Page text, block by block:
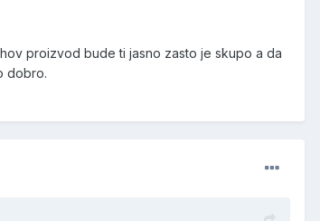
proizvod bude ti jasno zasto je skupo a da
dobro.